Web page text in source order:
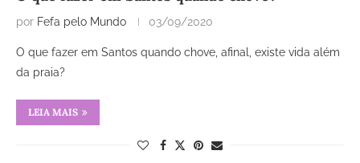
por Fefa pelo Mundo 03/09/2020
O que fazer em Santos quando chove, afinal, existe vida além
da praia?
LEIA MAIS